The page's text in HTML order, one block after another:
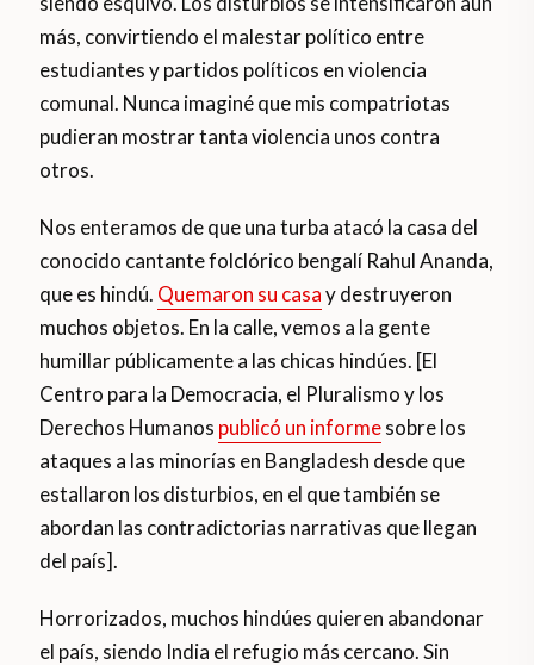
más, convirtiendo el malestar político entre
estudiantes y partidos políticos en violencia
comunal. Nunca imaginé que mis compatriotas
pudieran mostrar tanta violencia unos contra
otros.
Nos enteramos de que una turba atacó la casa del
conocido cantante folclórico bengalí Rahul Ananda,
que es hindú. Quemaron su casay destruyeron
muchos objetos. En la calle, vemos a la gente
humillar públicamente a las chicas hindúes. [El
Centro para la Democracia, el Pluralismo y los
Derechos Humanos publicó un informesobre los
ataques a las minorías en Bangladesh desde que
estallaron los disturbios, en el que también se
abordan las contradictorias narrativas que llegan
del país].
Horrorizados, muchos hindúes quieren abandonar
el país, siendo India el refugio más cercano. Sin